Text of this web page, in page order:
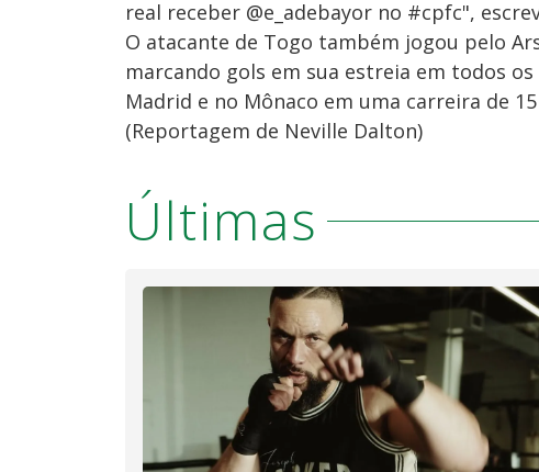
real receber @e_adebayor no #cpfc",
O atacante de Togo também jogou pelo
marcando gols em sua estreia em todos
Madrid e no Mônaco em uma carreira de
(Reportagem de Neville Dalton)
Últimas